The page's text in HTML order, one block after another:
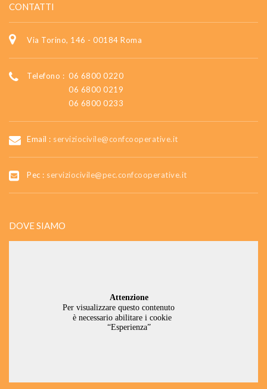
CONTATTI
Via Torino, 146 - 00184 Roma
Telefono : 06 6800 0220
06 6800 0219
06 6800 0233
Email : serviziocivile@confcooperative.it
Pec : serviziocivile@pec.confcooperative.it
DOVE SIAMO